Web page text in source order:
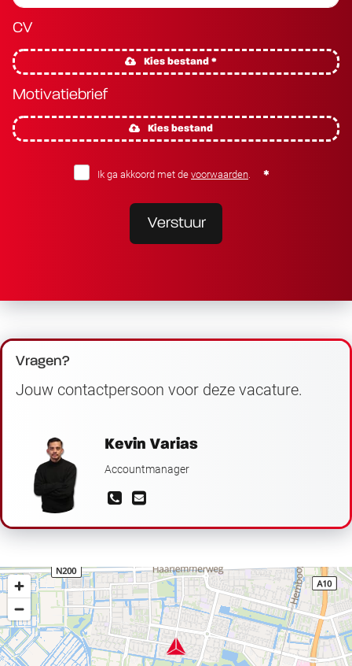
CV
Kies bestand *
Motivatiebrief
Kies bestand
Ik ga akkoord met de voorwaarden
Verstuur
Vragen?
Jouw contactpersoon voor deze vacature.
Kevin Varias
Accountmanager